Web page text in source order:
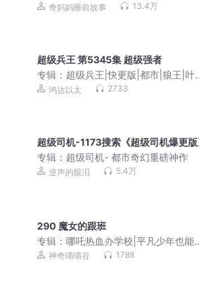
奇妈妈睡前故事 13.4万
超级兵王 第5345集 超级强者
专辑： 超级兵王|快更版|都市|狼王|叶
步千帆|游海帆
鸿达以太 2733
超级司机-1173搜索《超级司机爆更版
专辑： 超级司机- 都市奇幻重磅神作
逆声的眼泪 5.4万
290 魔女的跟班
专辑：哪吒热血办学校|平凡少年也能
学霸神奇喵喵谷 1788